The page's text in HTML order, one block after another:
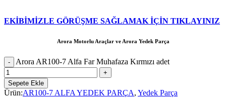
EKİBİMİZLE GÖRÜŞME SAĞLAMAK İÇİN TIKLAYINIZ
Arora Motorlu Araçlar ve Arora Yedek Parça
Arora AR100-7 Alfa Far Muhafaza Kırmızı adet
Sepete Ekle
Ürün:AR100-7 ALFA YEDEK PARÇA, Yedek Parça